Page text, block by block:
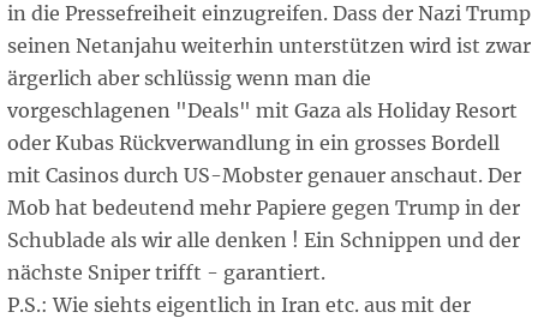
in die Pressefreiheit einzugreifen. Dass der Nazi Trump
seinen Netanjahu weiterhin unterstützen wird ist zwar
ärgerlich aber schlüssig wenn man die
vorgeschlagenen "Deals" mit Gaza als Holiday Resort
oder Kubas Rückverwandlung in ein grosses Bordell
mit Casinos durch US-Mobster genauer anschaut. Der
Mob hat bedeutend mehr Papiere gegen Trump in der
Schublade als wir alle denken ! Ein Schnippen und der
nächste Sniper trifft - garantiert.
P.S.: Wie siehts eigentlich in Iran etc. aus mit der